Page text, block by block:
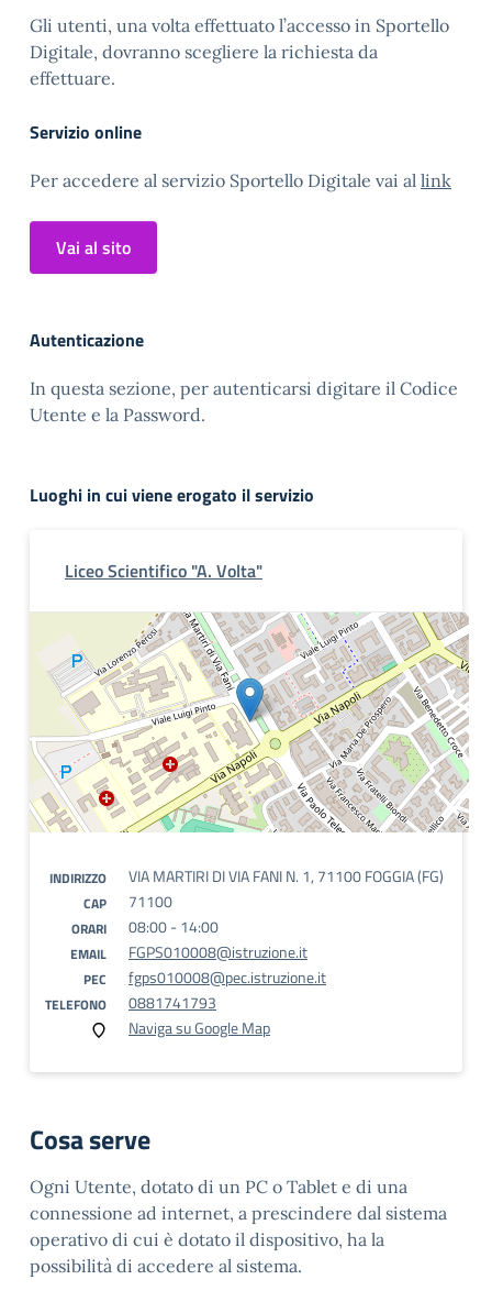
Gli utenti, una volta effettuato l’accesso in Sportello
Digitale, dovranno scegliere la richiesta da
effettuare.
Servizio online
Per accedere al servizio Sportello Digitale vai al link
Vai al sito
Autenticazione
In questa sezione, per autenticarsi digitare il Codice
Utente e la Password.
Luoghi in cui viene erogato il servizio
Liceo Scientifico "A. Volta"
INDIRIZZO VIA MARTIRI DI VIA FANI N. 1, 71100 FOGGIA (FG)
CAP 71100
ORARI 08:00 - 14:00
EMAIL FGPS010008@istruzione.it
PEC fgps010008@pec.istruzione.it
TELEFONO
0881741793
Naviga su Google Map
Cosa serve
Ogni Utente, dotato di un PC o Tablet e di una
connessione ad internet, a prescindere dal sistema
operativo di cui è dotato il dispositivo, ha la
possibilità di accedere al sistema.